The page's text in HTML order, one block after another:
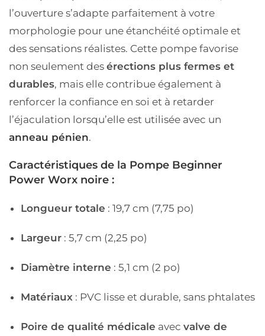
l’ouverture s’adapte parfaitement à votre
morphologie pour une étanchéité optimale et
des sensations réalistes. Cette pompe favorise
non seulement des érections plus fermes et
durables, mais elle contribue également à
renforcer la confiance en soi et à retarder
l’éjaculation lorsqu’elle est utilisée avec un
anneau pénien.
Caractéristiques de la Pompe Beginner
Power Worx noire :
Longueur totale : 19,7 cm (7,75 po)
Largeur : 5,7 cm (2,25 po)
Diamètre interne : 5,1 cm (2 po)
Matériaux : PVC lisse et durable, sans phtalates
Poire de qualité médicale avec valve de